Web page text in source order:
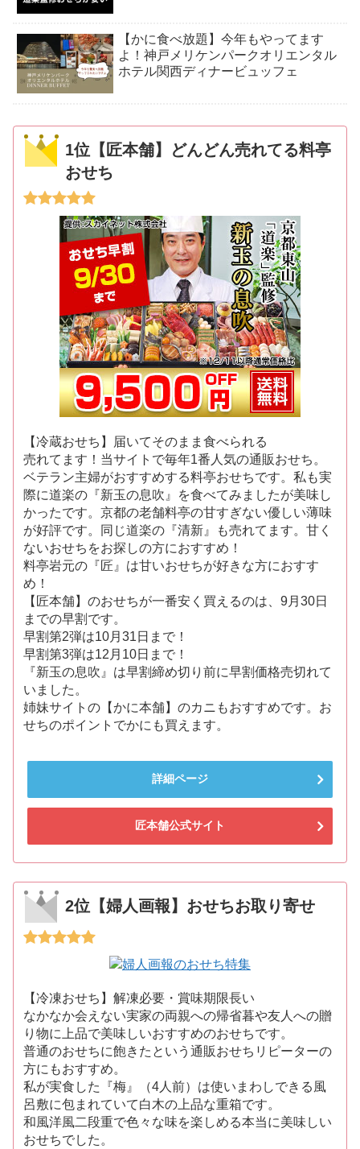
【かに食べ放題】今年もやってます
よ！神戸メリケンパークオリエンタル
ホテル関西ディナービュッフェ
1位【匠本舗】どんどん売れてる料亭
おせち
【冷蔵おせち】届いてそのまま食べられる
売れてます！当サイトで毎年1番人気の通販おせち。
ベテラン主婦がおすすめする料亭おせちです。私も実
際に道楽の『新玉の息吹』を食べてみましたが美味し
かったです。京都の老舗料亭の甘すぎない優しい薄味
が好評です。同じ道楽の『清新』も売れてます。甘く
ないおせちをお探しの方におすすめ！
料亭岩元の『匠』は甘いおせちが好きな方におすす
め！
【匠本舗】のおせちが一番安く買えるのは、9月30日
までの早割です。
早割第2弾は10月31日まで！
早割第3弾は12月10日まで！
『新玉の息吹』は早割締め切り前に早割価格売切れて
いました。
姉妹サイトの【かに本舗】のカニもおすすめです。お
せちのポイントでかにも買えます。
詳細ページ
匠本舗公式サイト
2位【婦人画報】おせちお取り寄せ
【冷凍おせち】解凍必要・賞味期限長い
なかなか会えない実家の両親への帰省暮や友人への贈
り物に上品で美味しいおすすめのおせちです。
普通のおせちに飽きたという通販おせちリピーターの
方にもおすすめ。
私が実食した『梅』（4人前）は使いまわしできる風
呂敷に包まれていて白木の上品な重箱です。
和風洋風二段重で色々な味を楽しめる本当に美味しい
おせちでした。